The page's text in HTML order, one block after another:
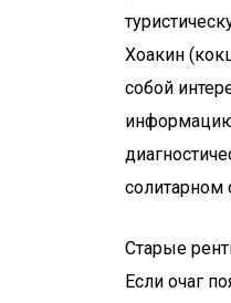
Хоакин
собой
солитарном
Старые
Если очаг